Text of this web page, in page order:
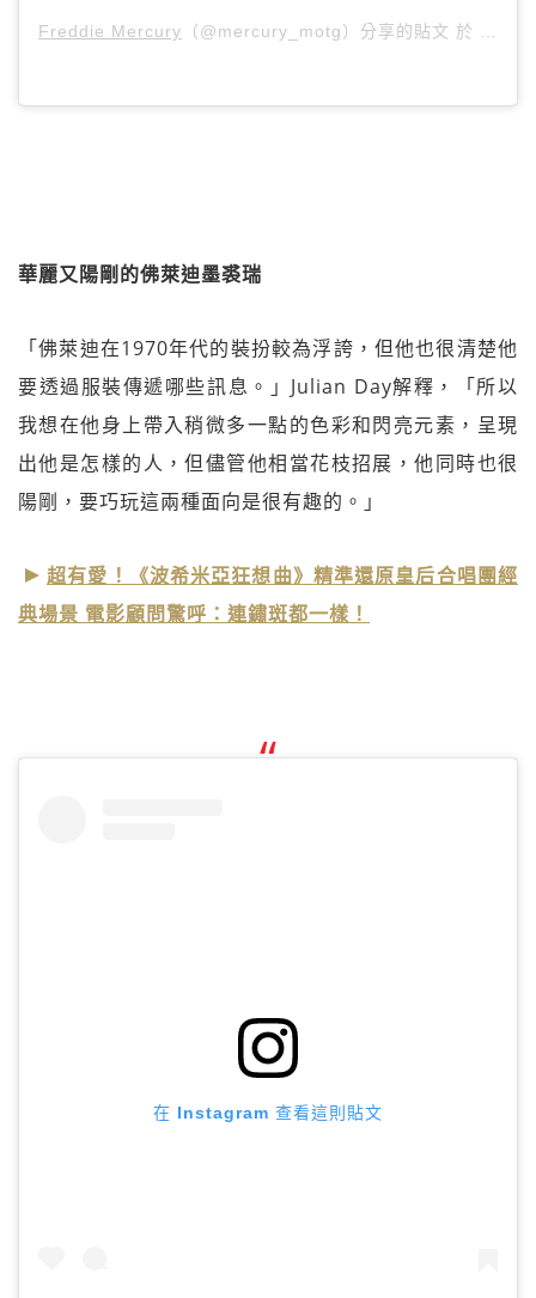
Freddie Mercury （@mercury_motg）分享的貼文 於 PDT
華麗又陽剛的佛萊迪墨裘瑞
「佛萊迪在1970年代的裝扮較為浮誇，但他也很清楚他
要透過服裝傳遞哪些訊息。」Julian Day解釋，「所以
我想在他身上帶入稍微多一點的色彩和閃亮元素，呈現
出他是怎樣的人，但儘管他相當花枝招展，他同時也很
陽剛，要巧玩這兩種面向是很有趣的。」
超有愛！《波希米亞狂想曲》精準還原皇后合唱團經
典場景 電影顧問驚呼：連鏽斑都一樣！
在 Instagram 查看這則貼文